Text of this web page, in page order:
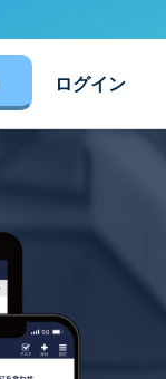
ログイン